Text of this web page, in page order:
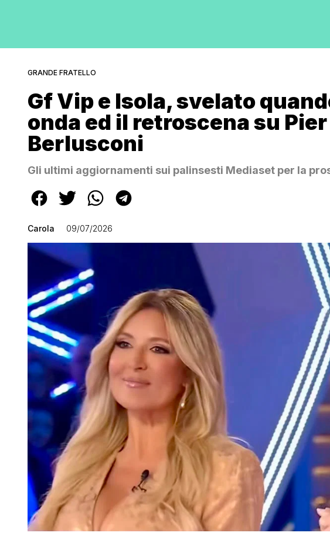
GRANDE FRATELLO
Gf Vip e Isola, svelato
onda ed il retroscena su
Berlusconi
Gli ultimi aggiornamenti sui palinsesti Mediaset per la
Carola 09/07/2026